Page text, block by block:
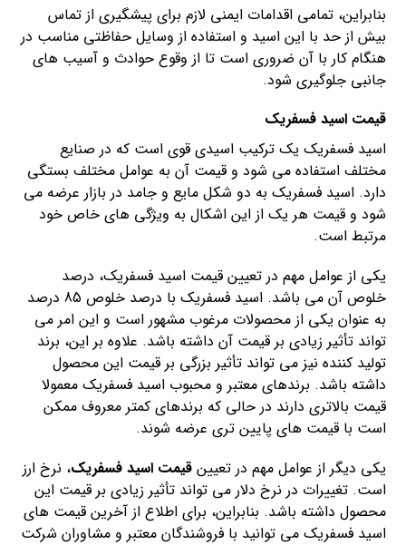
بنابراین، تمامی اقدامات ایمنی لازم برای پیشگیری از تماس
بیش از حد با این اسید و استفاده از وسایل حفاظتی مناسب در
هنگام کار با آن ضروری است تا از وقوع حوادث و آسیب های
جانبی جلوگیری شود.
قیمت اسید فسفریک
اسید فسفریک یک ترکیب اسیدی قوی است که در صنایع
مختلف استفاده می شود و قیمت آن به عوامل مختلف بستگی
دارد. اسید فسفریک به دو شکل مایع و جامد در بازار عرضه می
شود و قیمت هر یک از این اشکال به ویژگی های خاص خود
مرتبط است.
یکی از عوامل مهم در تعیین قیمت اسید فسفریک، درصد
خلوص آن می باشد. اسید فسفریک با درصد خلوص 85 درصد
به عنوان یکی از محصولات مرغوب مشهور است و این امر می
تواند تأثیر زیادی بر قیمت آن داشته باشد. علاوه بر این، برند
تولید کننده نیز می تواند تأثیر بزرگی بر قیمت این محصول
داشته باشد. برندهای معتبر و محبوب اسید فسفریک معمولا
قیمت بالاتری دارند در حالی که برندهای کمتر معروف ممکن
است با قیمت های پایین تری عرضه شوند.
یکی دیگر از عوامل مهم در تعیینقیمت اسید فسفریک، نرخ ارز
است. تغییرات در نرخ دلار می تواند تأثیر زیادی بر قیمت این
محصول داشته باشد. بنابراین، برای اطلاع از آخرین قیمت های
اسید فسفریک می توانید با فروشندگان معتبر و مشاوران شرکت